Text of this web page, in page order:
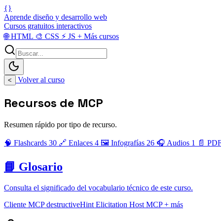
{}
Aprende diseño y desarrollo web
Cursos gratuitos interactivos
🌐HTML 🎨 CSS ⚡ JS + Más cursos
< Volver al curso
Recursos de MCP
Resumen rápido por tipo de recurso.
🧠 Flashcards 30 🔗 Enlaces 4 🖼️ Infografías 26 🎧 Audios 1 📄
📘 Glosario
Consulta el significado del vocabulario técnico de este curso.
Cliente MCPdestructiveHint Elicitation Host MCP+ más